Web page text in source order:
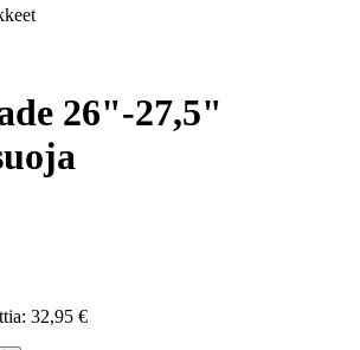
26"-27,5"
32,95 €